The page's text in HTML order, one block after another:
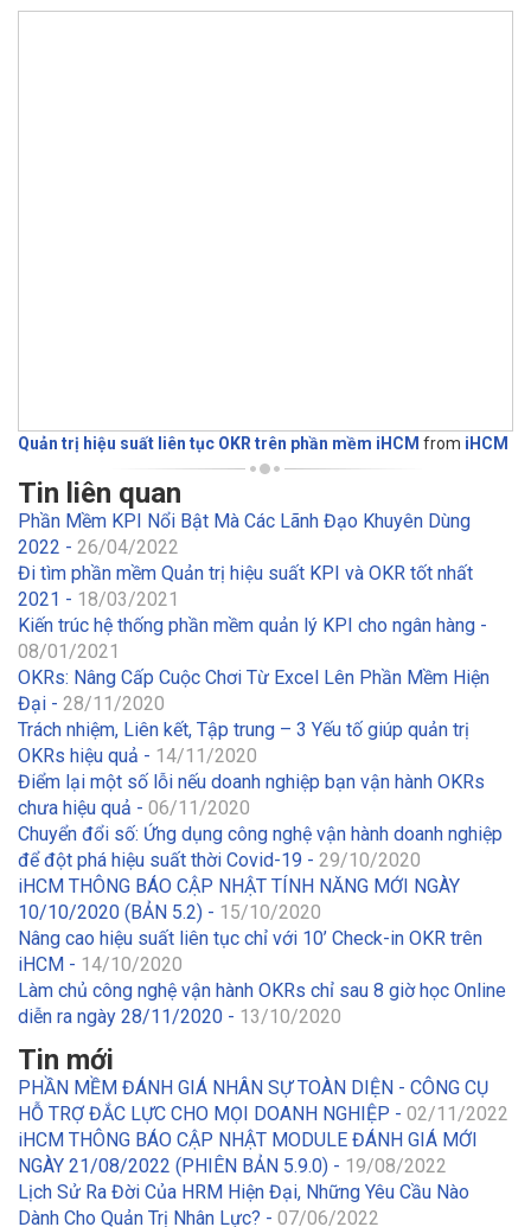
Quản trị hiệu suất liên tục OKR trên phần mềm iHCM from iHCM
Tin liên quan
Phần Mềm KPI Nổi Bật Mà Các Lãnh Đạo Khuyên Dùng
2022 - 26/04/2022
Đi tìm phần mềm Quản trị hiệu suất KPI và OKR tốt nhất
2021 - 18/03/2021
Kiến trúc hệ thống phần mềm quản lý KPI cho ngân hàng -
08/01/2021
OKRs: Nâng Cấp Cuộc Chơi Từ Excel Lên Phần Mềm Hiện
Đại - 28/11/2020
Trách nhiệm, Liên kết, Tập trung – 3 Yếu tố giúp quản trị
OKRs hiệu quả - 14/11/2020
Điểm lại một số lỗi nếu doanh nghiệp bạn vận hành OKRs
chưa hiệu quả - 06/11/2020
Chuyển đổi số: Ứng dụng công nghệ vận hành doanh nghiệp
để đột phá hiệu suất thời Covid-19 - 29/10/2020
iHCM THÔNG BÁO CẬP NHẬT TÍNH NĂNG MỚI NGÀY
10/10/2020 (BẢN 5.2) - 15/10/2020
Nâng cao hiệu suất liên tục chỉ với 10’ Check-in OKR trên
iHCM - 14/10/2020
Làm chủ công nghệ vận hành OKRs chỉ sau 8 giờ học Online
diễn ra ngày 28/11/2020 - 13/10/2020
Tin mới
PHẦN MỀM ĐÁNH GIÁ NHÂN SỰ TOÀN DIỆN - CÔNG CỤ
HỖ TRỢ ĐẮC LỰC CHO MỌI DOANH NGHIỆP - 02/11/2022
iHCM THÔNG BÁO CẬP NHẬT MODULE ĐÁNH GIÁ MỚI
NGÀY 21/08/2022 (PHIÊN BẢN 5.9.0) - 19/08/2022
Lịch Sử Ra Đời Của HRM Hiện Đại, Những Yêu Cầu Nào
Dành Cho Quản Trị Nhân Lực? - 07/06/2022